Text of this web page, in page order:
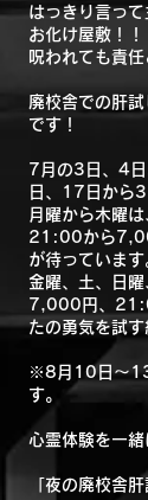
はっきり言っ
お化け屋敷！！
呪われても責任
廃校舎での肝
です！
7月の3日、4
日、17日から
月曜から木曜
21:00から
が待っています
金曜、土、日
7,000円、
たの勇気を試す
※8月10日～13
す。
心霊体験を一緒
「夜の廃校舎